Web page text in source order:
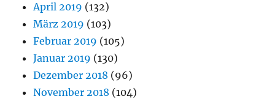
April 2019 (132)
März 2019 (103)
Februar 2019 (105)
Januar 2019 (130)
Dezember 2018 (96)
November 2018 (104)